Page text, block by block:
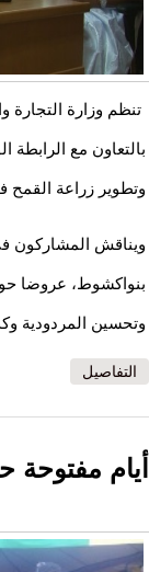
تنظم وزارة التجارة
بالتعاون مع الرابطة
وتطوير زراعة القمح
ويناقش المشاركون
بنواكشوط، عروضا
وتحسين المردودية
التفاصيل
أيام مفتوحة